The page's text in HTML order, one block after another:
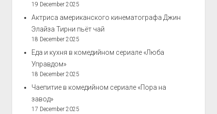
19 December 2025
Актриса американского кинематографа Джин
Элайза Тирни пьёт чай
18 December 2025
Еда и кухня в комедийном сериале «Люба
Управдом»
18 December 2025
Чаепитие в комедийном сериале «Пора на
завод»
17 December 2025